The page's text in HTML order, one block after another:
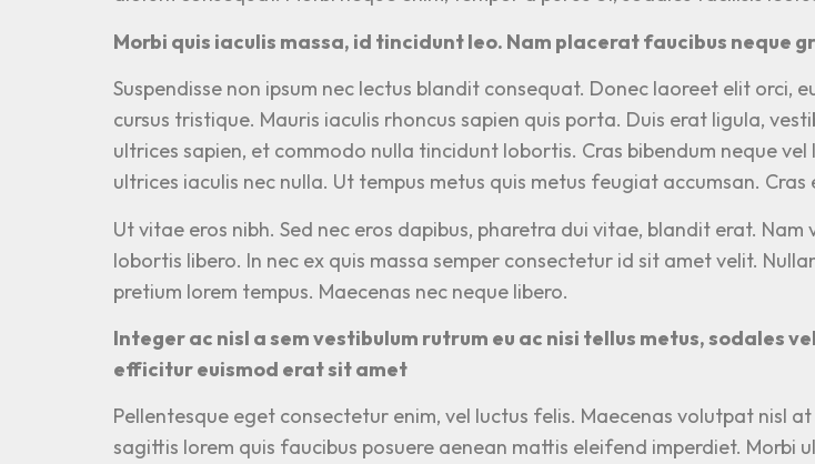
Morbi quis iaculis massa, id tincidunt leo. Nam placerat faucibus neque
Suspendisse non ipsum nec lectus blandit consequat. Donec laoreet elit orci,
cursus tristique. Mauris iaculis rhoncus sapien quis porta. Duis erat ligula,
ultrices sapien, et commodo nulla tincidunt lobortis. Cras bibendum neque
ultrices iaculis nec nulla. Ut tempus metus quis metus feugiat accumsan.
Ut vitae eros nibh. Sed nec eros dapibus, pharetra dui vitae, blandit erat.
lobortis libero. In nec ex quis massa semper consectetur id sit amet velit.
pretium lorem tempus. Maecenas nec neque libero.
Integer ac nisl a sem vestibulum rutrum eu ac nisi tellus metus, sodales
efficitur euismod erat sit amet
Pellentesque eget consectetur enim, vel luctus felis. Maecenas volutpat nisl
sagittis lorem quis faucibus posuere aenean mattis eleifend imperdiet. Morbi